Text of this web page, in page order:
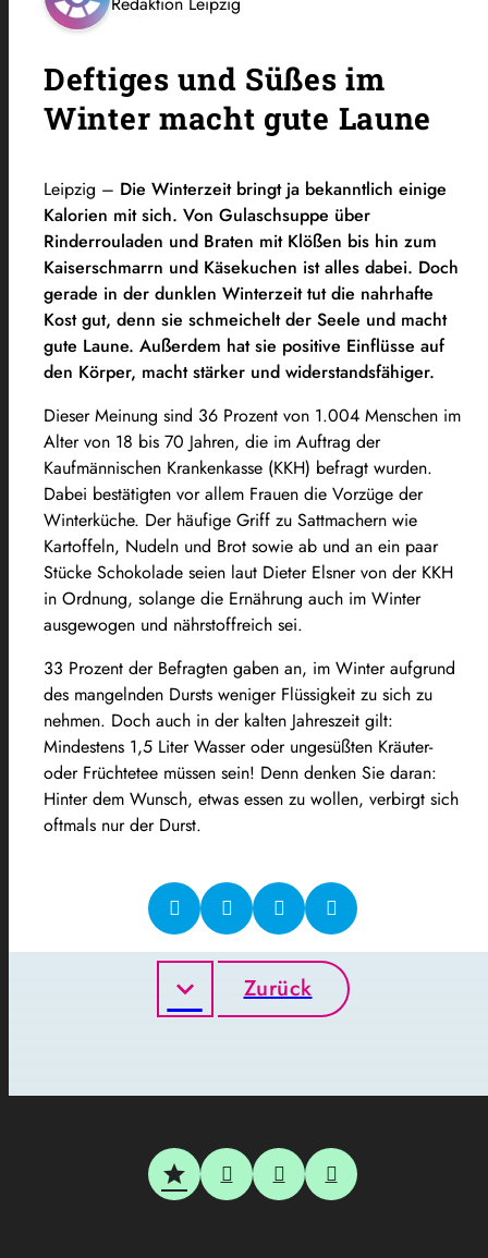
Deftiges und Süßes im
Winter macht gute Laune
Leipzig – Die Winterzeit bringt ja bekanntlich einige
Kalorien mit sich. Von Gulaschsuppe über
Rinderrouladen und Braten mit Klößen bis hin zum
Kaiserschmarrn und Käsekuchen ist alles dabei. Doch
gerade in der dunklen Winterzeit tut die nahrhafte
Kost gut, denn sie schmeichelt der Seele und macht
gute Laune. Außerdem hat sie positive Einflüsse auf
den Körper, macht stärker und widerstandsfähiger.
Dieser Meinung sind 36 Prozent von 1.004 Menschen im
Alter von 18 bis 70 Jahren, die im Auftrag der
Kaufmännischen Krankenkasse (KKH) befragt wurden.
Dabei bestätigten vor allem Frauen die Vorzüge der
Winterküche. Der häufige Griff zu Sattmachern wie
Kartoffeln, Nudeln und Brot sowie ab und an ein paar
Stücke Schokolade seien laut Dieter Elsner von der KKH
in Ordnung, solange die Ernährung auch im Winter
ausgewogen und nährstoffreich sei.
33 Prozent der Befragten gaben an, im Winter aufgrund
des mangelnden Dursts weniger Flüssigkeit zu sich zu
nehmen. Doch auch in der kalten Jahreszeit gilt:
Mindestens 1,5 Liter Wasser oder ungesüßten Kräuter-
oder Früchtetee müssen sein! Denn denken Sie daran:
Hinter dem Wunsch, etwas essen zu wollen, verbirgt sich
oftmals nur der Durst.
Zurück